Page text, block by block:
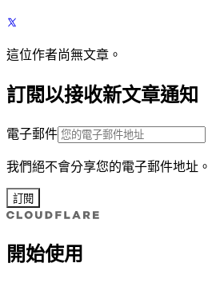
這位作者尚無文章。
訂閱以接收新文章通知
電子郵件
我們絕不會分享您的電子郵件地址。
訂閱
開始使用